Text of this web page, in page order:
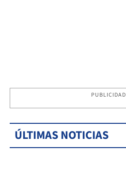
PUBLICIDAD
ÚLTIMAS NOTICIAS